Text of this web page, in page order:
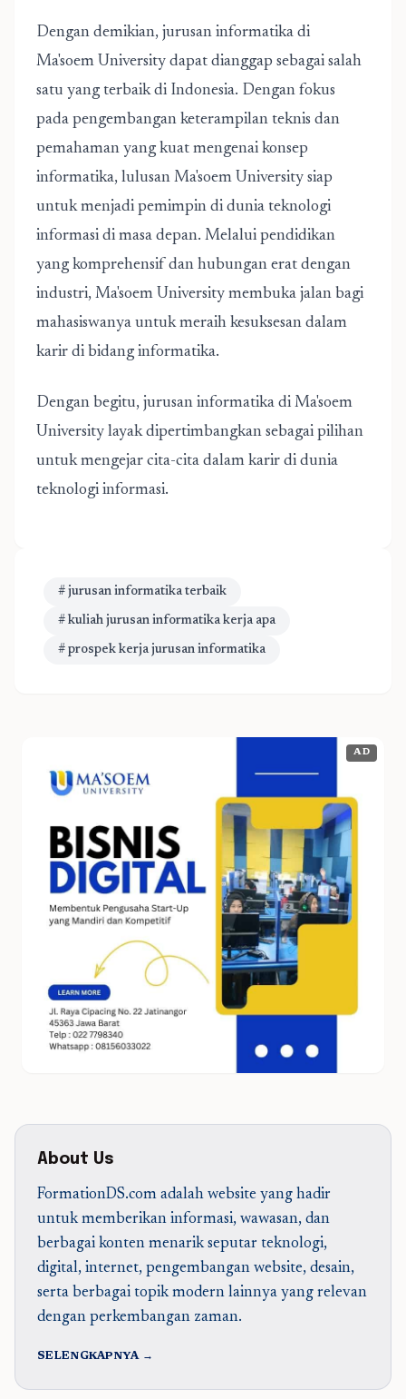
Dengan demikian, jurusan informatika di
Ma'soem University dapat dianggap sebagai salah
satu yang terbaik di Indonesia. Dengan fokus
pada pengembangan keterampilan teknis dan
pemahaman yang kuat mengenai konsep
informatika, lulusan Ma'soem University siap
untuk menjadi pemimpin di dunia teknologi
informasi di masa depan. Melalui pendidikan
yang komprehensif dan hubungan erat dengan
industri, Ma'soem University membuka jalan bagi
mahasiswanya untuk meraih kesuksesan dalam
karir di bidang informatika.
Dengan begitu, jurusan informatika di Ma'soem
University layak dipertimbangkan sebagai pilihan
untuk mengejar cita-cita dalam karir di dunia
teknologi informasi.
# jurusan informatika terbaik
# kuliah jurusan informatika kerja apa
# prospek kerja jurusan informatika
AD
About Us
FormationDS.com adalah website yang hadir
untuk memberikan informasi, wawasan, dan
berbagai konten menarik seputar teknologi,
digital, internet, pengembangan website, desain,
serta berbagai topik modern lainnya yang relevan
dengan perkembangan zaman.
SELENGKAPNYA →